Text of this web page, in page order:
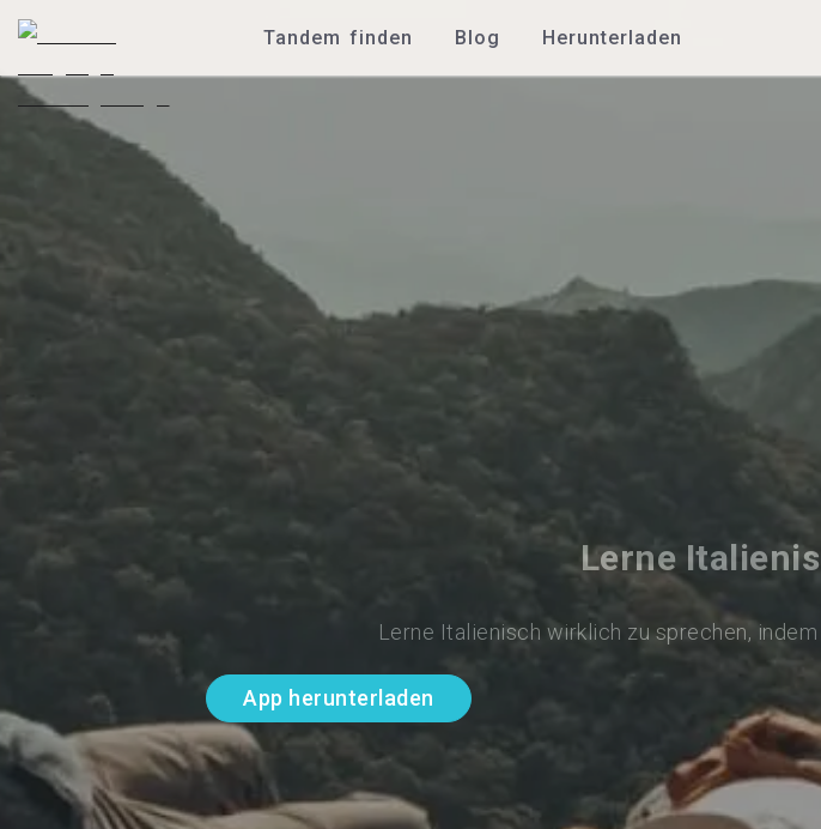
Tandem finden Blog Herunterladen
Lerne
Lerne Italienisch wirklich zu sprechen,
App herunterladen